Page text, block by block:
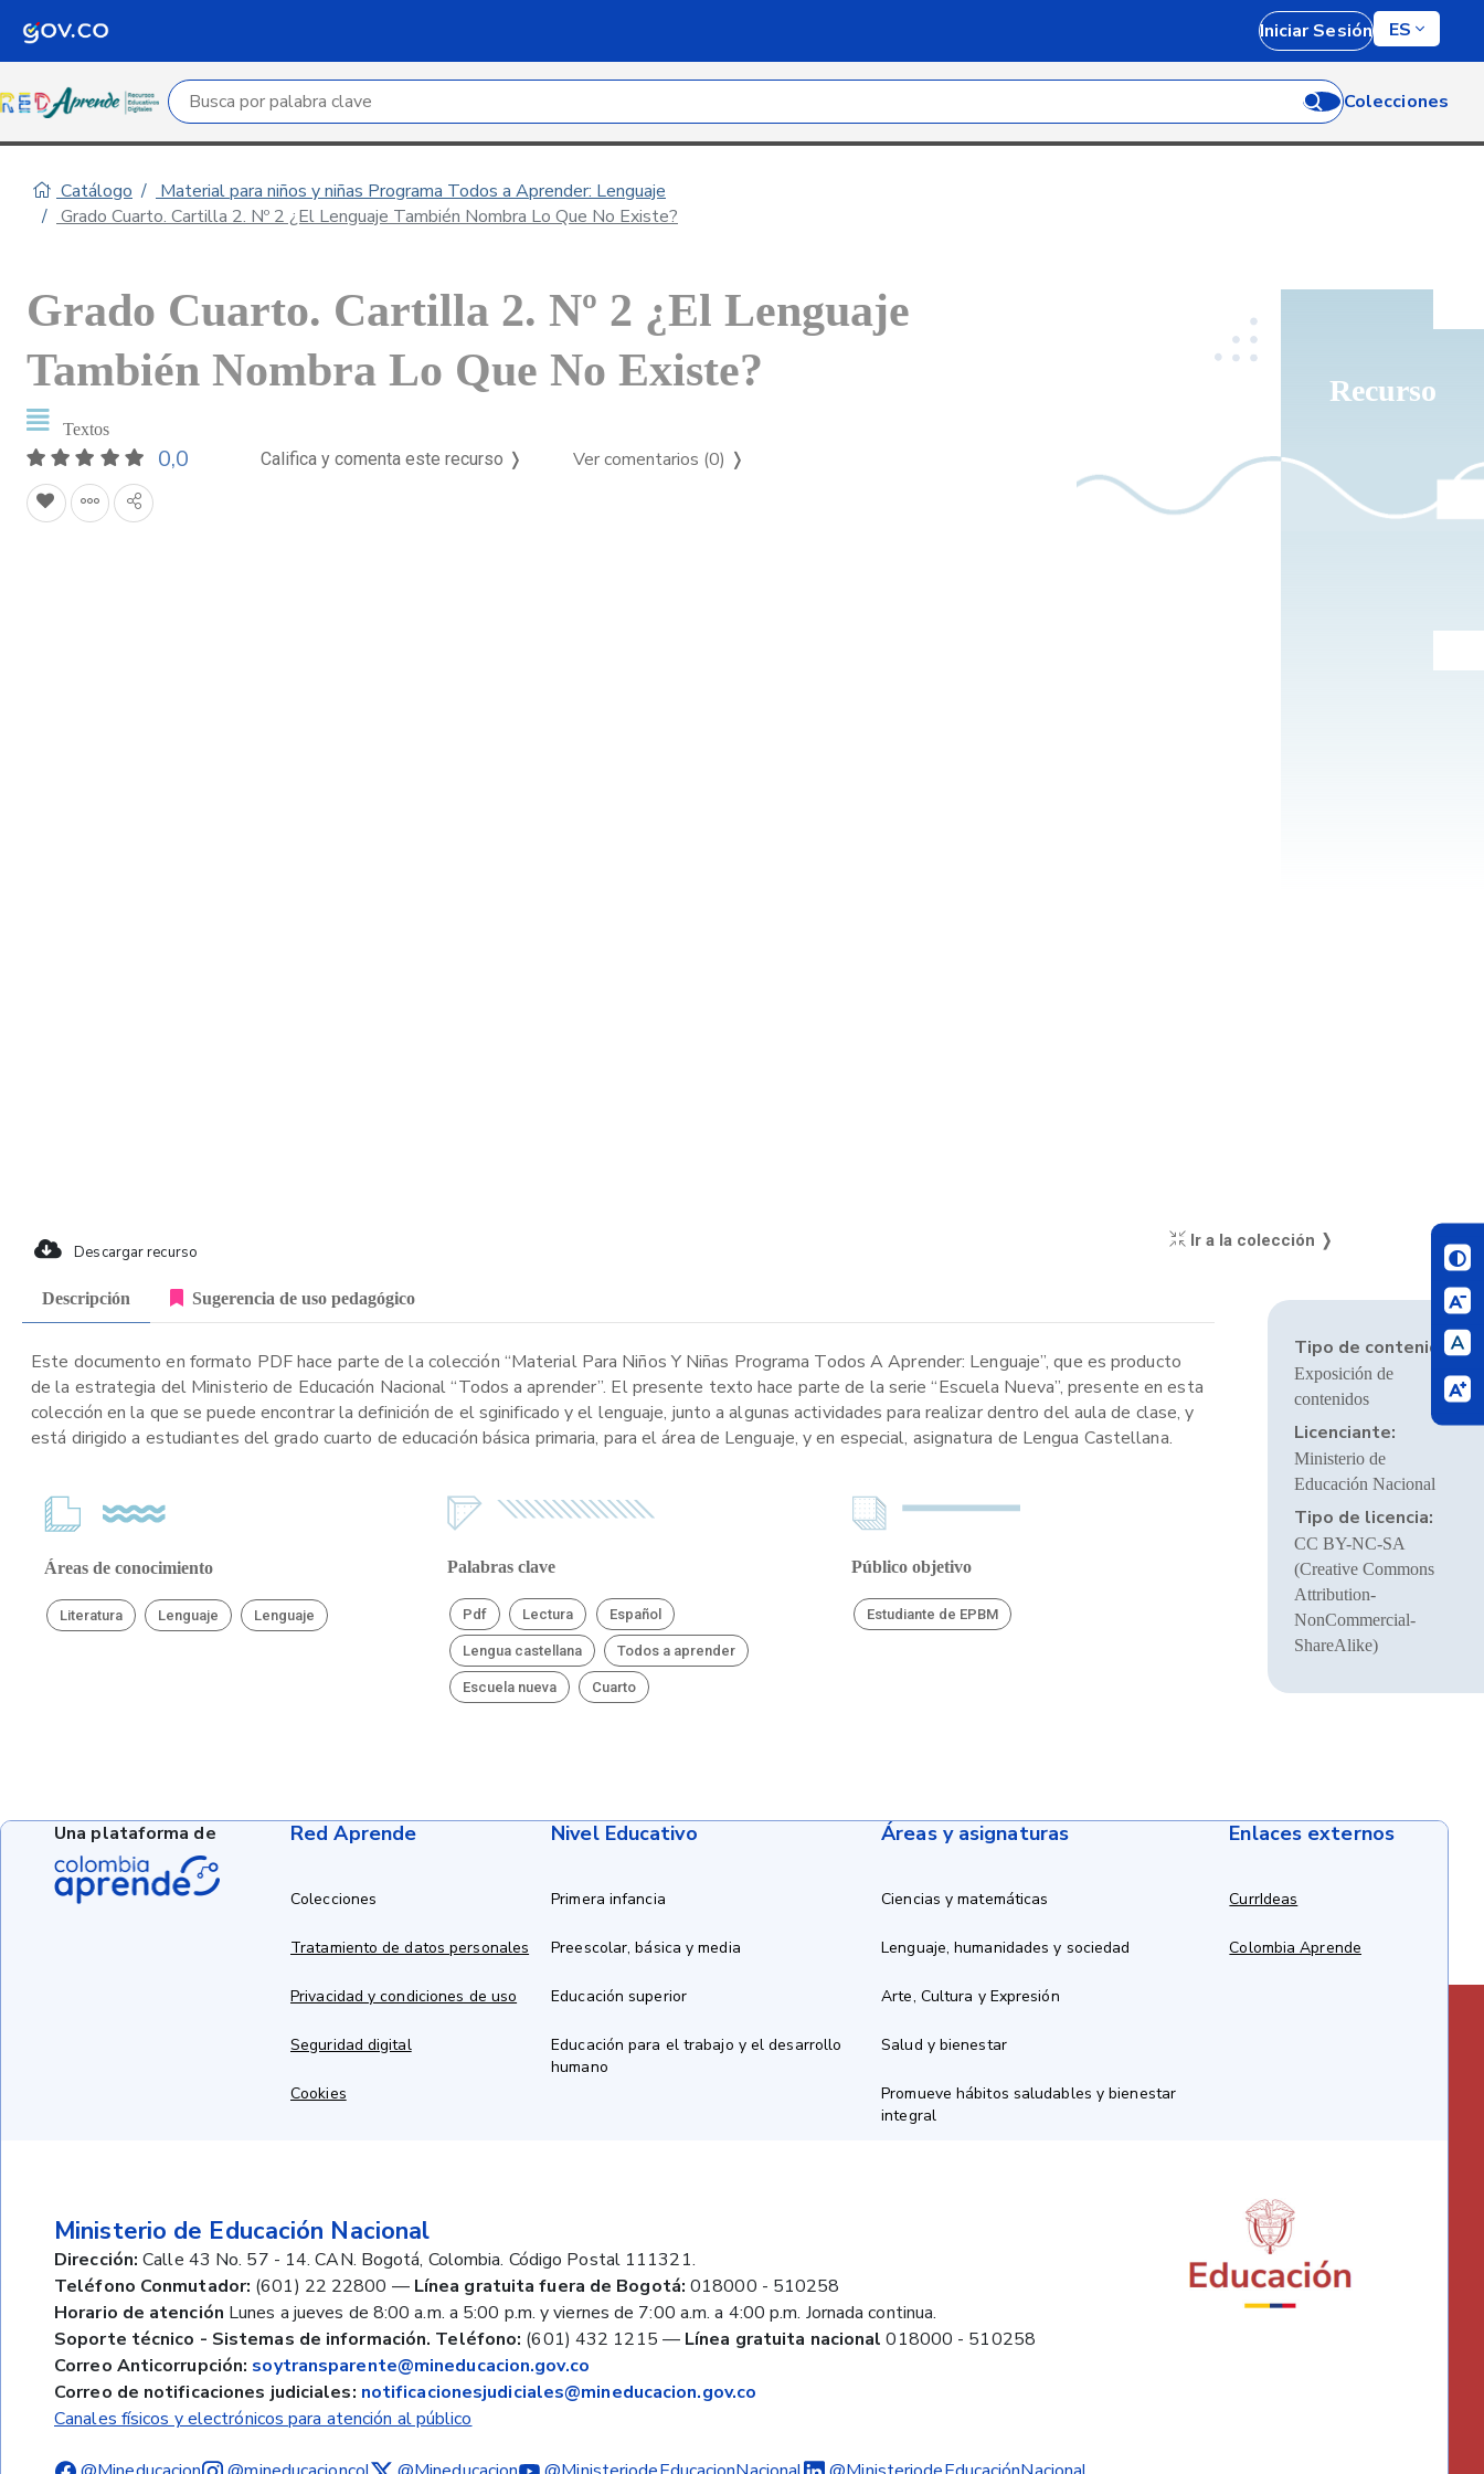
Iniciar Sesión ES
Campo de búsqueda por palabra clave Colecciones
Catálogo
Material para niños y niñas Programa Todos a Aprender: Lenguaje
Grado Cuarto. Cartilla 2. Nº 2 ¿El Lenguaje También Nombra Lo Que No Existe?
Recurso
Grado Cuarto. Cartilla 2. Nº 2 ¿El Lenguaje
También Nombra Lo Que No Existe?
Textos
0,0 Califica y comenta este recurso ❭ Ver comentarios (0) ❭
Descargar recurso
Ir a la colección ❭
Descripción Sugerencia de uso pedagógico
Este documento en formato PDF hace parte de la colección “Material Para Niños Y Niñas Programa Todos A Aprender: Lenguaje”, que es producto
de la estrategia del Ministerio de Educación Nacional “Todos a aprender”. El presente texto hace parte de la serie “Escuela Nueva”, presente en esta
colección en la que se puede encontrar la definición de el sginificado y el lenguaje, junto a algunas actividades para realizar dentro del aula de clase, y
está dirigido a estudiantes del grado cuarto de educación básica primaria, para el área de Lenguaje, y en especial, asignatura de Lengua Castellana.
Áreas de conocimiento
Literatura Lenguaje Lenguaje
Palabras clave
Pdf Lectura Español
Lengua castellana Todos a aprender
Escuela nueva Cuarto
Público objetivo
Estudiante de EPBM
Tipo de contenido:
Exposición de
contenidos
Licenciante:
Ministerio de
Educación Nacional
Tipo de licencia:
CC BY-NC-SA
(Creative Commons
Attribution-
NonCommercial-
ShareAlike)
Red Aprende
Colecciones
Tratamiento de datos personales
Privacidad y condiciones de uso
Seguridad digital
Cookies
Nivel Educativo
Primera infancia
Preescolar, básica y media
Educación superior
Educación para el trabajo y el desarrollo
humano
Áreas y asignaturas
Ciencias y matemáticas
Lenguaje, humanidades y sociedad
Arte, Cultura y Expresión
Salud y bienestar
Promueve hábitos saludables y bienestar
integral
Enlaces externos
CurrIdeas
Colombia Aprende
Ministerio de Educación Nacional
Dirección: Calle 43 No. 57 - 14. CAN. Bogotá, Colombia. Código Postal 111321.
Teléfono Conmutador: (601) 22 22800 — Línea gratuita fuera de Bogotá: 018000 - 510258
Horario de atención Lunes a jueves de 8:00 a.m. a 5:00 p.m. y viernes de 7:00 a.m. a 4:00 p.m. Jornada continua.
Soporte técnico - Sistemas de información. Teléfono: (601) 432 1215 — Línea gratuita nacional 018000 - 510258
Correo Anticorrupción: soytransparente@mineducacion.gov.co
Correo de notificaciones judiciales: notificacionesjudiciales@mineducacion.gov.co
Canales físicos y electrónicos para atención al público
Una plataforma de